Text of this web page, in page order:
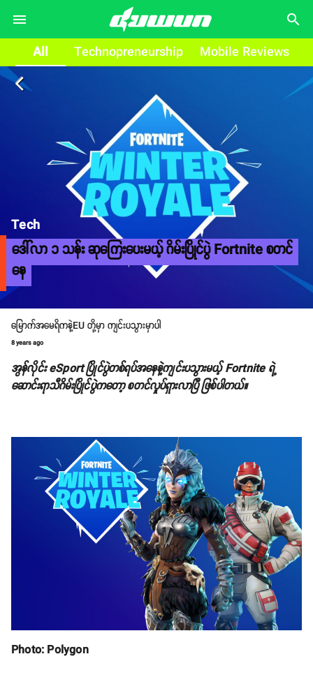
search
All Technopreneurship Mobile Reviews
arrow_back_ios
Tech
ဒေါ်လာ ၁ သန်း ဆုကြေးပေးမယ့် ဂိမ်းပြိုင်ပွဲ Fortnite စတင်
နေ
မြောက်အမေရိကနဲ့EU တို့မှာ ကျင်းပသွားမှာပါ
8 years ago
အွန်လိုင်း eSport ပြိုင်ပွဲတစ်ရပ်အနေနဲ့ကျင်းပသွားမယ့် Fortnite ရဲ့
ဆောင်းရာသီဂိမ်းပြိုင်ပွဲကတော့ စတင်လှုပ်ရှားလာပြီ ဖြစ်ပါတယ်။
Photo: Polygon